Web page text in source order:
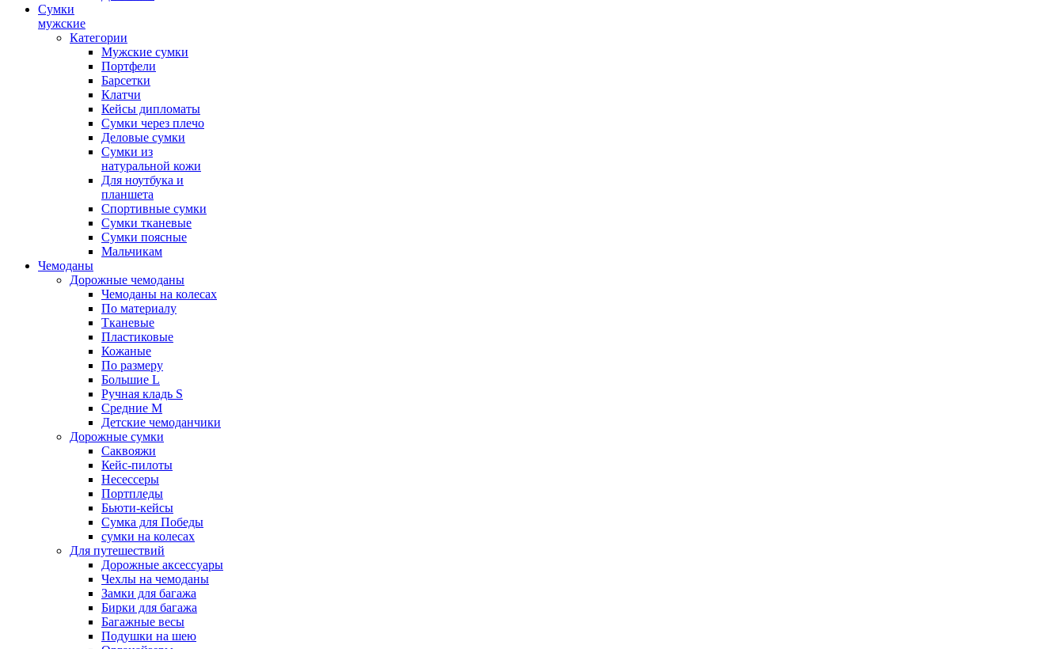
Сумки
мужские
Категории
Мужские сумки
Портфели
Барсетки
Клатчи
Кейсы дипломаты
Сумки через плечо
Деловые сумки
Сумки из
натуральной кожи
Для ноутбука и
планшета
Спортивные сумки
Сумки тканевые
Сумки поясные
Мальчикам
Чемоданы
Дорожные чемоданы
Чемоданы на колесах
По материалу
Тканевые
Пластиковые
Кожаные
По размеру
Большие L
Ручная кладь S
Средние M
Детские чемоданчики
Дорожные сумки
Саквояжи
Кейс-пилоты
Несессеры
Портпледы
Бьюти-кейсы
Сумка для Победы
сумки на колесах
Для путешествий
Дорожные аксессуары
Чехлы на чемоданы
Замки для багажа
Бирки для багажа
Багажные весы
Подушки на шею